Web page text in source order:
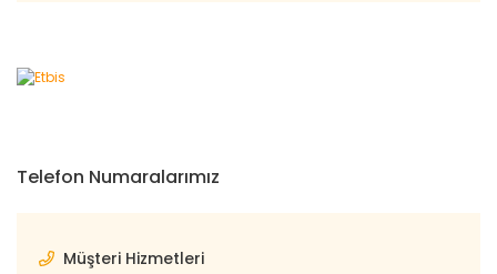
Telefon Numaralarımız
Müşteri Hizmetleri